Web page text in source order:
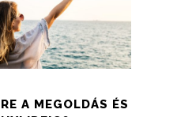
A MEGOLDÁS ÉS